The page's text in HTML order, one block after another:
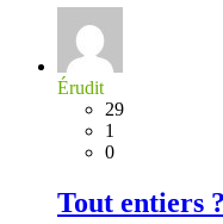
Érudit
29
1
0
Tout entiers ?